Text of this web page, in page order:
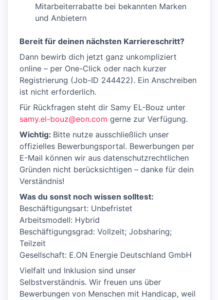
Mitarbeiterrabatte bei bekannten Marken
und Anbietern
Bereit für deinen nächsten Karriereschritt?
Dann bewirb dich jetzt ganz unkompliziert
online – per One-Click oder nach kurzer
Registrierung (Job-ID 244422). Ein Anschreiben
ist nicht erforderlich.
Für Rückfragen steht dir Samy EL-Bouz unter
samy.el-bouz@eon.com gerne zur Verfügung.
Wichtig: Bitte nutze ausschließlich unser
offizielles Bewerbungsportal. Bewerbungen per
E-Mail können wir aus datenschutzrechtlichen
Gründen nicht berücksichtigen – danke für dein
Verständnis!
Was du sonst noch wissen solltest:
Beschäftigungsart: Unbefristet
Arbeitsmodell: Hybrid
Beschäftigungsgrad: Vollzeit; Jobsharing;
Teilzeit
Gesellschaft: E.ON Energie Deutschland GmbH
Vielfalt und Inklusion sind unser
Selbstverständnis. Wir freuen uns über
Bewerbungen von Menschen mit Handicap, weil